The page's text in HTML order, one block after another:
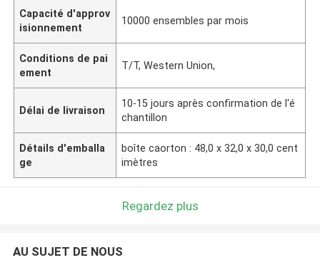
Capacité d'approv
isionnement
10000 ensembles par mois
Conditions de pai
ement
T/T, Western Union,
Délai de livraison
10-15 jours après confirmation de l'é
chantillon
Détails d'emballa
ge
boîte caorton : 48,0 x 32,0 x 30,0 cent
imètres
Regardez plus
AU SUJET DE NOUS